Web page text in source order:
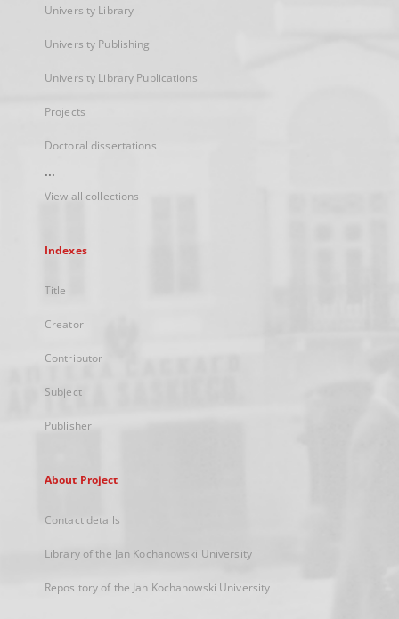
University Library
University Publishing
University Library Publications
Projects
Doctoral dissertations
...
View all collections
Indexes
Title
Creator
Contributor
Subject
Publisher
About Project
Contact details
Library of the Jan Kochanowski University
Repository of the Jan Kochanowski University